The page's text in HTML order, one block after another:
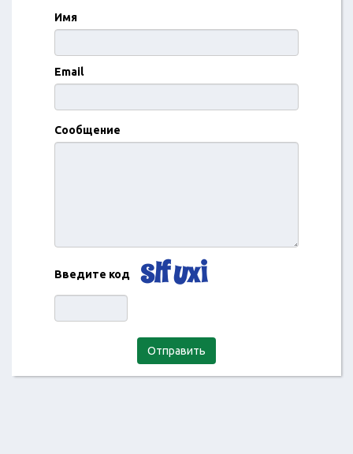
Имя
Email
Сообщение
Введите код
Отправить